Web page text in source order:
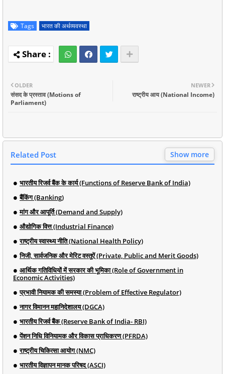
Tags भारत की अर्थव्यवस्था
NEWER
राष्ट्रीय आय (National Income)
OLDER
संसद के प्रस्ताव (Motions of
Parliament)
Related Post Show more
भारतीय रिजर्व बैंक के कार्य (Functions of Reserve Bank of India)
बैंकिंग (Banking)
मांग और आपूर्ति (Demand and Supply)
औद्योगिक वित्त (Industrial Finance)
राष्ट्रीय स्वास्थ्य नीति (National Health Policy)
निजी, सार्वजनिक और मेरिट वस्तुऐं (Private, Public and Merit Goods)
आर्थिक गतिविधियों में सरकार की भूमिका (Role of Government in
Economic Activities)
प्रभावी नियामक की समस्या (Problem of Effective Regulator)
नागर विमानन महानिदेशालय (DGCA)
भारतीय रिजर्व बैंक (Reserve Bank of India- RBI)
पेंशन निधि विनियामक और विकास प्राधिकरण (PFRDA)
राष्ट्रीय चिकित्सा आयोग (NMC)
भारतीय विज्ञापन मानक परिषद (ASCI)